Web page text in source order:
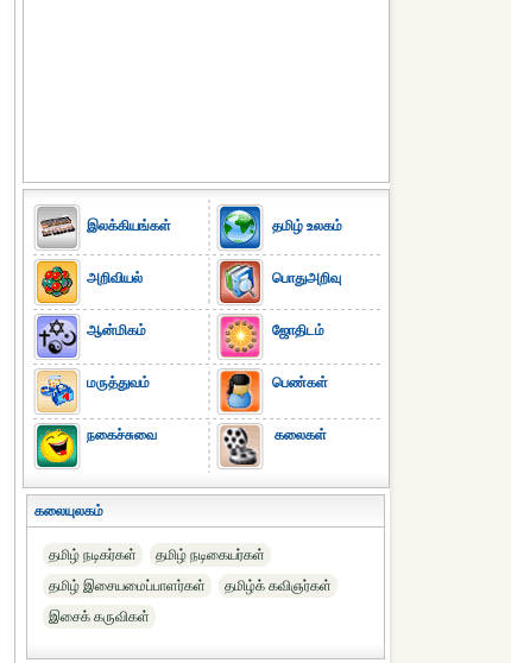
இலக்கியங்கள்
அறிவியல்
ஆன்மிகம்
மருத்துவம்
நகைச்சுவை
தமிழ் உலகம்
பொதுஅறிவு
ஜோதிடம்
பெண்கள்
கலைகள்
கலையுலகம்
தமிழ் நடிகர்கள்
தமிழ் நடிகையர்கள்
தமிழ் இசையமைப்பாளர்கள்
தமிழ்க் கவிஞர்கள்
இசைக் கருவிகள்